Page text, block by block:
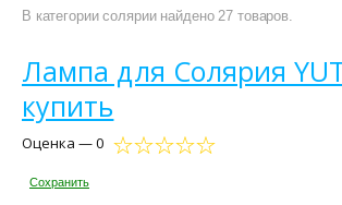
В категории солярии найдено 27 товаров.
Лампа для Солярия
купить
Оценка — 0
Сохранить